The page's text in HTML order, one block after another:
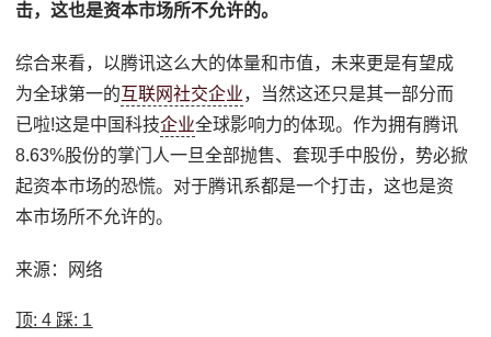
击，这也是资本市场所不允许的。
综合来看，以腾讯这么大的体量和市值，未来更是有望成
为全球第一的互联网社交企业，当然这还只是其一部分而
已啦!这是中国科技企业全球影响力的体现。作为拥有腾讯
8.63%股份的掌门人一旦全部抛售、套现手中股份，势必掀
起资本市场的恐慌。对于腾讯系都是一个打击，这也是资
本市场所不允许的。
来源：网络
顶:4 踩: 1